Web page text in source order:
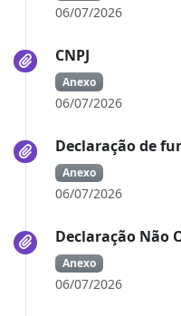
06/07/2026
CNPJ
Anexo
06/07/2026
Declaração de
Anexo
06/07/2026
Declaração Não
Anexo
06/07/2026